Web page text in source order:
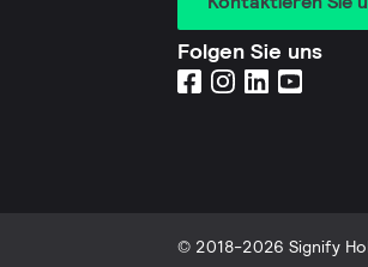
Folgen Sie uns
© 2018-2026 Signify